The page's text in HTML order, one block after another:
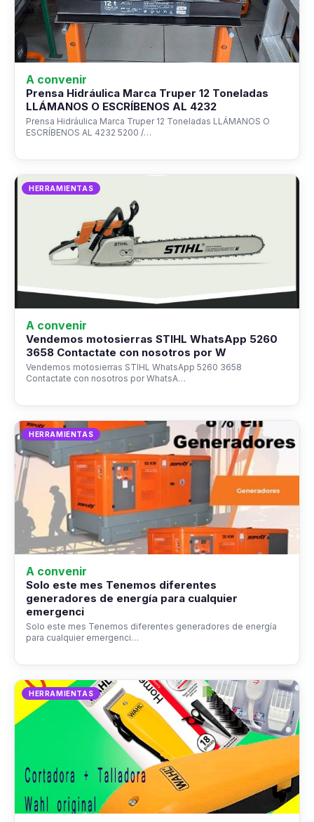
A convenir
Prensa Hidráulica Marca Truper 12 Toneladas
LLÁMANOS O ESCRÍBENOS AL 4232
Prensa Hidráulica Marca Truper 12 Toneladas LLÁMANOS O
ESCRÍBENOS AL 4232 5200 /…
HERRAMIENTAS
A convenir
Vendemos motosierras STIHL WhatsApp 5260
3658 Contactate con nosotros por W
Vendemos motosierras STIHL WhatsApp 5260 3658
Contactate con nosotros por WhatsA…
HERRAMIENTAS
A convenir
Solo este mes Tenemos diferentes
generadores de energía para cualquier
emergenci
Solo este mes Tenemos diferentes generadores de energía
para cualquier emergenci…
HERRAMIENTAS